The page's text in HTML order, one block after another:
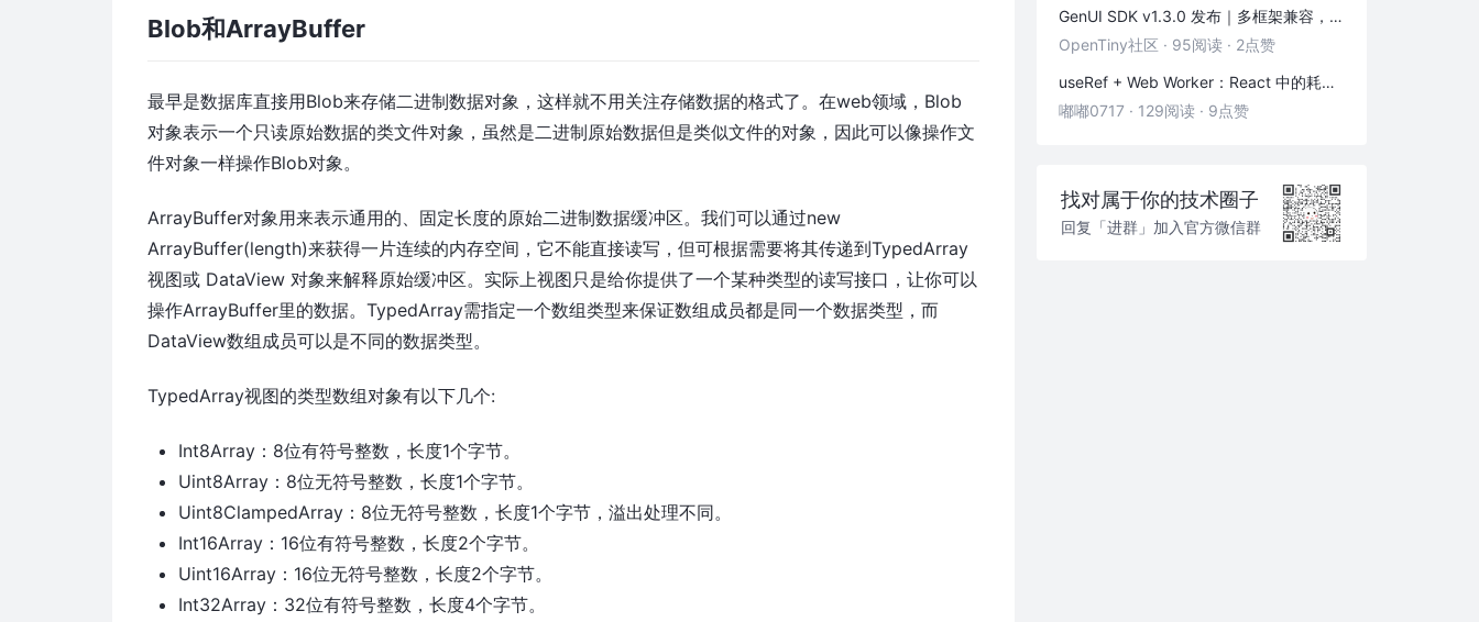
Blob和ArrayBuffer
最早是数据库直接用Blob来存储二进制数据对象，这样就不用关注存储数据的格式了。在web领域，Blob
对象表示一个只读原始数据的类文件对象，虽然是二进制原始数据但是类似文件的对象，因此可以像操作文
件对象一样操作Blob对象。
ArrayBuffer对象用来表示通用的、固定长度的原始二进制数据缓冲区。我们可以通过new
ArrayBuffer(length)来获得一片连续的内存空间，它不能直接读写，但可根据需要将其传递到TypedArray
视图或 DataView 对象来解释原始缓冲区。实际上视图只是给你提供了一个某种类型的读写接口，让你可以
操作ArrayBuffer里的数据。TypedArray需指定一个数组类型来保证数组成员都是同一个数据类型，而
DataView数组成员可以是不同的数据类型。
TypedArray视图的类型数组对象有以下几个:
Int8Array：8位有符号整数，长度1个字节。
Uint8Array：8位无符号整数，长度1个字节。
Uint8ClampedArray：8位无符号整数，长度1个字节，溢出处理不同。
Int16Array：16位有符号整数，长度2个字节。
Uint16Array：16位无符号整数，长度2个字节。
Int32Array：32位有符号整数，长度4个字节。
GenUI SDK v1.3.0 发布｜多框架兼容，一键换物料，渲染器 & 演练场全面增强！
OpenTiny社区 · 95阅读 · 2点赞
useRef + Web Worker：React 中的耗时计算不卡页面
嘟嘟0717 · 129阅读 · 9点赞
找对属于你的技术圈子
回复「进群」加入官方微信群